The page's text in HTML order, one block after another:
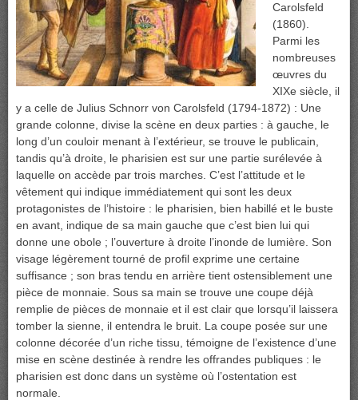
Carolsfeld
(1860).
Parmi les
nombreuses
œuvres du
XIXe siècle, il
y a celle de Julius Schnorr von Carolsfeld (1794-1872) : Une
grande colonne, divise la scène en deux parties : à gauche, le
long d’un couloir menant à l’extérieur, se trouve le publicain,
tandis qu’à droite, le pharisien est sur une partie surélevée à
laquelle on accède par trois marches. C’est l’attitude et le
vêtement qui indique immédiatement qui sont les deux
protagonistes de l’histoire : le pharisien, bien habillé et le buste
en avant, indique de sa main gauche que c’est bien lui qui
donne une obole ; l’ouverture à droite l’inonde de lumière. Son
visage légèrement tourné de profil exprime une certaine
suffisance ; son bras tendu en arrière tient ostensiblement une
pièce de monnaie. Sous sa main se trouve une coupe déjà
remplie de pièces de monnaie et il est clair que lorsqu’il laissera
tomber la sienne, il entendra le bruit. La coupe posée sur une
colonne décorée d’un riche tissu, témoigne de l’existence d’une
mise en scène destinée à rendre les offrandes publiques : le
pharisien est donc dans un système où l’ostentation est
normale.